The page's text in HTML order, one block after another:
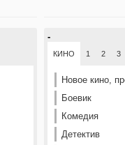
-
КИНО 1 2 3
Новое кино,
Боевик
Комедия
Детектив